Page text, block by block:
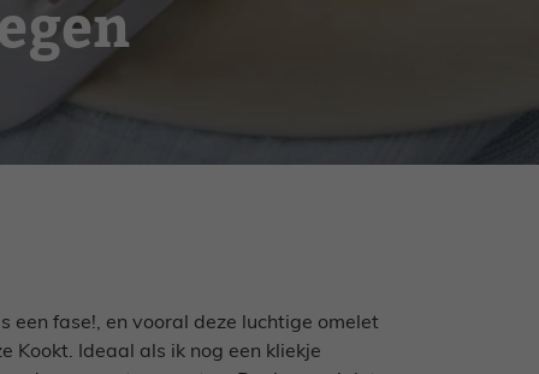
een fase!, en vooral deze luchtige omelet
Kookt. Ideaal als ik nog een kliekje